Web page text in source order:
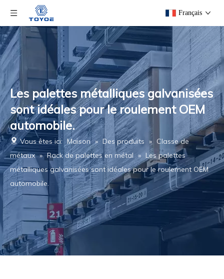
Français
Les palettes métalliques galvanisées
sont idéales pour le roulement OEM
automobile.
Vous êtes ici: Maison » Des produits » Classe de
métaux » Rack de palettes en métal » Les palettes
métalliques galvanisées sont idéales pour le roulement OEM
automobile.